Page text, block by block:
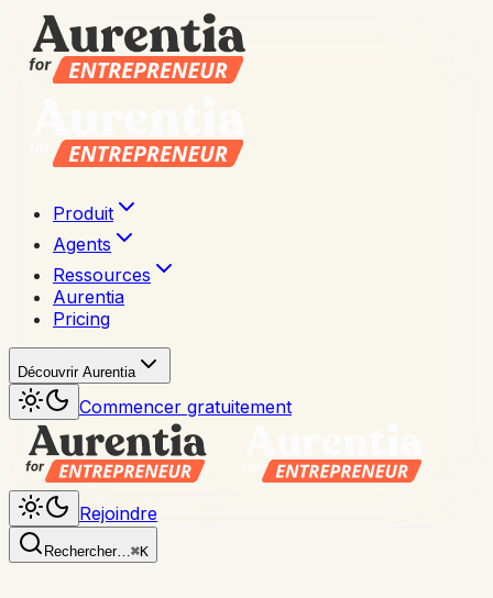
Produit
Agents
Ressources
Aurentia
Pricing
Découvrir Aurentia
Commencer gratuitement
Rejoindre
Rechercher…⌘K